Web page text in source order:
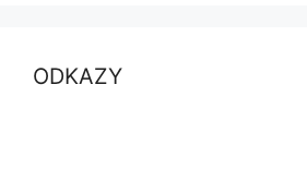
ODKAZY